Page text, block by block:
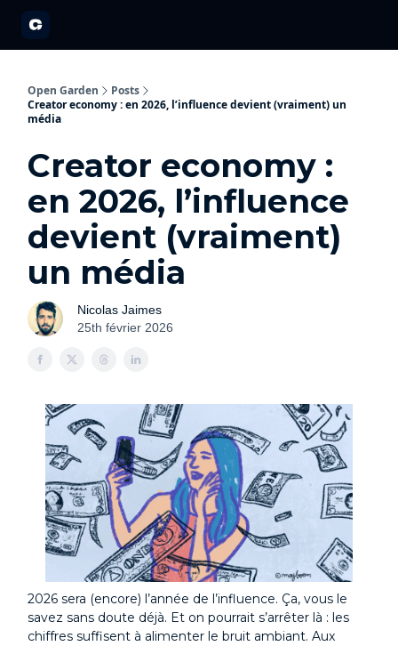
Open Garden
Posts
Creator economy : en 2026, l’influence devient (vraiment) un
média
Creator economy :
en 2026, l’influence
devient (vraiment)
un média
Nicolas Jaimes
25th février 2026
2026 sera (encore) l’année de l’influence. Ça, vous le
savez sans doute déjà. Et on pourrait s’arrêter là : les
chiffres suffisent à alimenter le bruit ambiant. Aux